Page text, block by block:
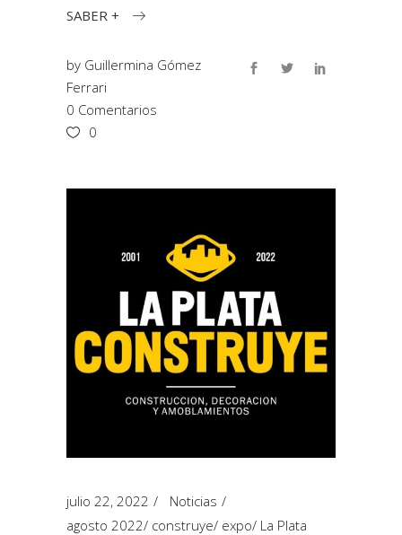
SABER +
by Guillermina Gómez
Ferrari
0 Comentarios
0
julio 22, 2022
Noticias
agosto 2022/ construye/ expo/ La Plata